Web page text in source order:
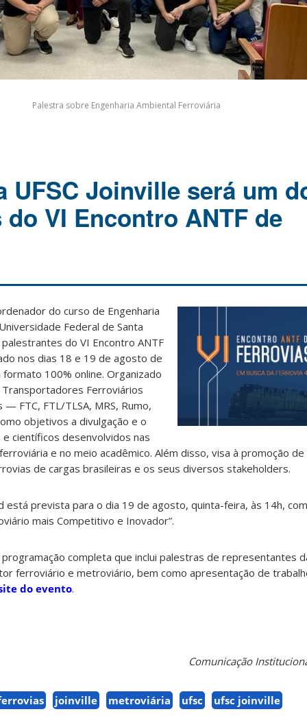
Palestra sobre Engenharia Ambiental Ferroviária
UFSC Joinville será um
VI Encontro ANTF de
do curso de Engenharia
Federal de Santa
do VI Encontro ANTF
nos dias 18 e 19 de agosto de
100% online. Organizado
Transportadores Ferroviários
FTC, FTL/TLSA, MRS, Rumo,
objetivos a divulgação e o
científicos desenvolvidos nas
e no meio acadêmico. Além disso, visa à promoção
de cargas brasileiras e os seus diversos stakeholders.
prevista para o dia 19 de agosto, quinta-feira, às 14h,
mais Competitivo e Inovador”.
completa que inclui palestras de representantes
ferroviário e metroviário, bem como apresentação de
do evento.
Comunicação
joinville metroviária ufsc ufsc joinville